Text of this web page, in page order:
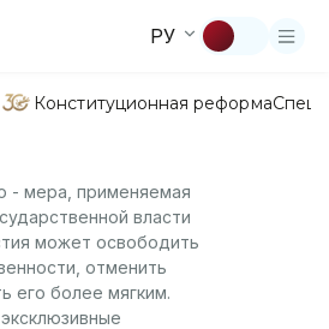
РУ
Конституционная реформа
- мера, применяемая
власти
может освободить
отменить
его более мягким.